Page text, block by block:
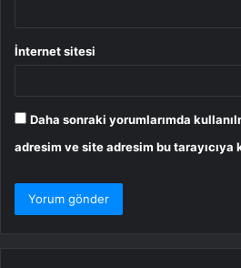
İnternet sitesi
Daha sonraki yorumlarımda
adresim ve site adresim bu tarayıcıya